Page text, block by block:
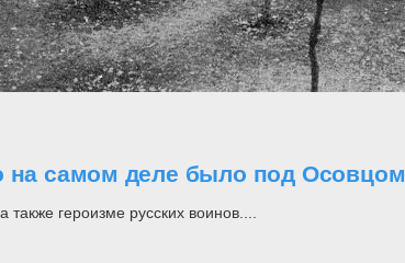
на самом деле было под Осовцом
героизме русских воинов....